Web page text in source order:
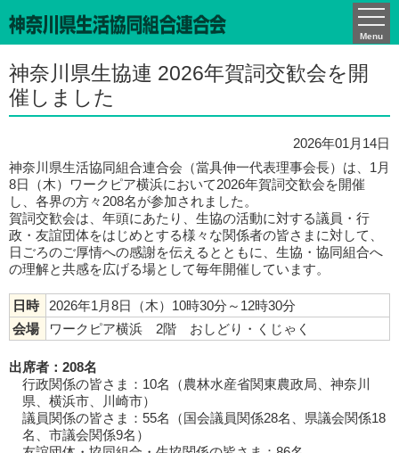
Menu
かながわCO-ネット通信
神奈川県生協連 2026年賀詞交歓会を開
催しました
2026年01月14日
神奈川県生活協同組合連合会（當具伸一代表理事会長）は、1月
8日（木）ワークピア横浜において2026年賀詞交歓会を開催
し、各界の方々208名が参加されました。
賀詞交歓会は、年頭にあたり、生協の活動に対する議員・行
政・友誼団体をはじめとする様々な関係者の皆さまに対して、
日ごろのご厚情への感謝を伝えるとともに、生協・協同組合へ
の理解と共感を広げる場として毎年開催しています。
日時
2026年1月8日（木）10時30分～12時30分
会場
ワークピア横浜 2階 おしどり・くじゃく
出席者：208名
行政関係の皆さま：10名（農林水産省関東農政局、神奈川
県、横浜市、川崎市）
議員関係の皆さま：55名（国会議員関係28名、県議会関係18
名、市議会関係9名）